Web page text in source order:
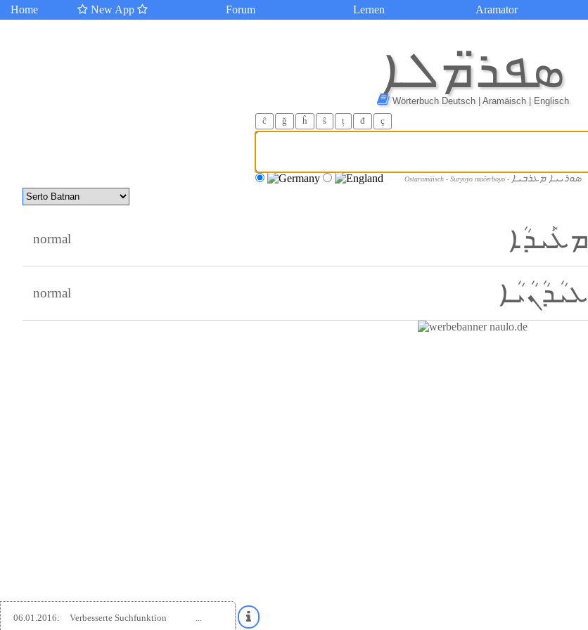
Home New App Forum Lernen Aramator
ܣܦܪ̈ܡܠܐ
Wörterbuch Deutsch | Aramäisch | Englisch
ĉ ğ ĥ ŝ ț đ ç
Ostaramäisch - Suryoyo maĉerboyo - ܣܘܪܝܝܐ ܡܥܪܒܝܐ
normal ܡܥܰܝܕܳܐ
normal ܥܝܳܕܳܢܳܝܳܐ
06.01.2016: Verbesserte Suchfunktion ...